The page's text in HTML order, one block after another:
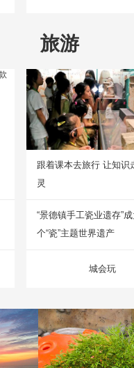
旅游
跟着课本去旅行 让知识
灵
“景德镇手工瓷业遗存”
个“瓷”主题世界遗产
城会玩